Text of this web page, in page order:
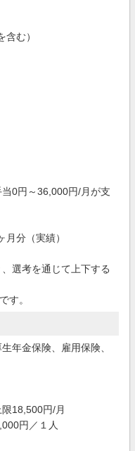
む）
0円～36,000円/月が支
分（実績）
選考を通じて上下する
す。
年金保険、雇用保険、
18,500円/月
円／１人